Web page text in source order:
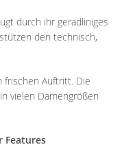
durch ihr geradliniges
den technisch,
frischen Auftritt. Die
vielen Damengrößen
Features